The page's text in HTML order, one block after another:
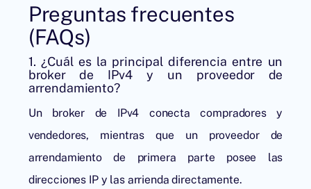
Preguntas frecuentes
(FAQs)
1. ¿Cuál es la principal diferencia entre un
broker de IPv4 y un proveedor de
arrendamiento?
Un broker de IPv4 conecta compradores y
vendedores, mientras que un proveedor de
arrendamiento de primera parte posee las
direcciones IP y las arrienda directamente.